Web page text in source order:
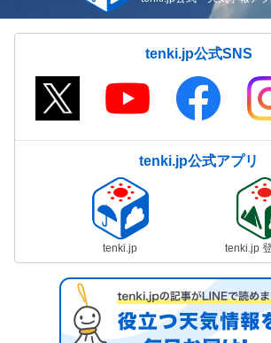
tenki.jp公式SNS
tenki.jp公式アプリ
tenki.jp tenki.jp